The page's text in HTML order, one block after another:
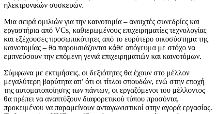
ηλεκτρονικών συσκευών.
Μια σειρά ομιλιών για την καινοτομία – ανοιχτές συνεδρίες και
εργαστήρια από VCs, καθιερωμένους επιχειρηματίες τεχνολογίας
και εξέχουσες προσωπικότητες από το ευρύτερο οικοσύστημα της
καινοτομίας – θα παρουσιάζονται κάθε απόγευμα με στόχο να
εμπνεύσουν την επόμενη γενιά επιχειρηματιών και καινοτόμων.
Σύμφωνα με εκτιμήσεις, οι δεξιότητες θα έχουν στο μέλλον
μεγαλύτερη βαρύτητα απ’ ότι οι τίτλοι σπουδών, ενώ στην εποχή
της αυτοματοποίησης των πάντων, οι εργαζόμενοι του μέλλοντος
θα πρέπει να αναπτύξουν διαφορετικού τύπου προσόντα,
προκειμένου να παραμείνουν ανταγωνιστικοί στην αγορά εργασίας.